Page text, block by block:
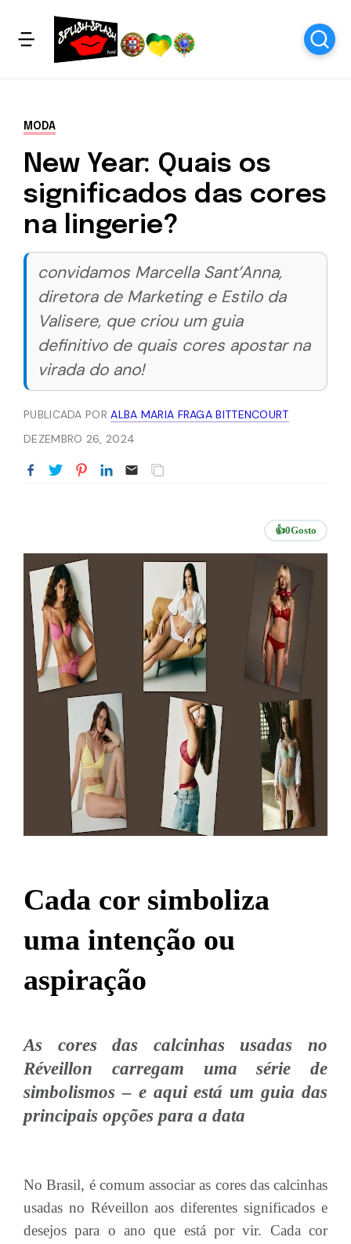
MODA
New Year: Quais os
significados das cores
na lingerie?
convidamos Marcella Sant’Anna,
diretora de Marketing e Estilo da
Valisere, que criou um guia
definitivo de quais cores apostar na
virada do ano!
PUBLICADA PORALBA MARIA FRAGA BITTENCOURT
DEZEMBRO 26, 2024
👍0Gosto
Cada cor simboliza
uma intenção ou
aspiração
As cores das calcinhas usadas no
Réveillon carregam uma série de
simbolismos – e aqui está um guia das
principais opções para a data
No Brasil, é comum associar as cores das calcinhas
usadas no Réveillon aos diferentes significados e
desejos para o ano que está por vir. Cada cor